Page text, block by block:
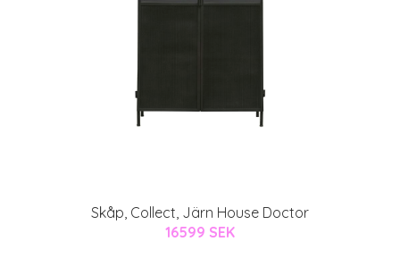
Skåp, Collect, Järn House Doctor
16599 SEK